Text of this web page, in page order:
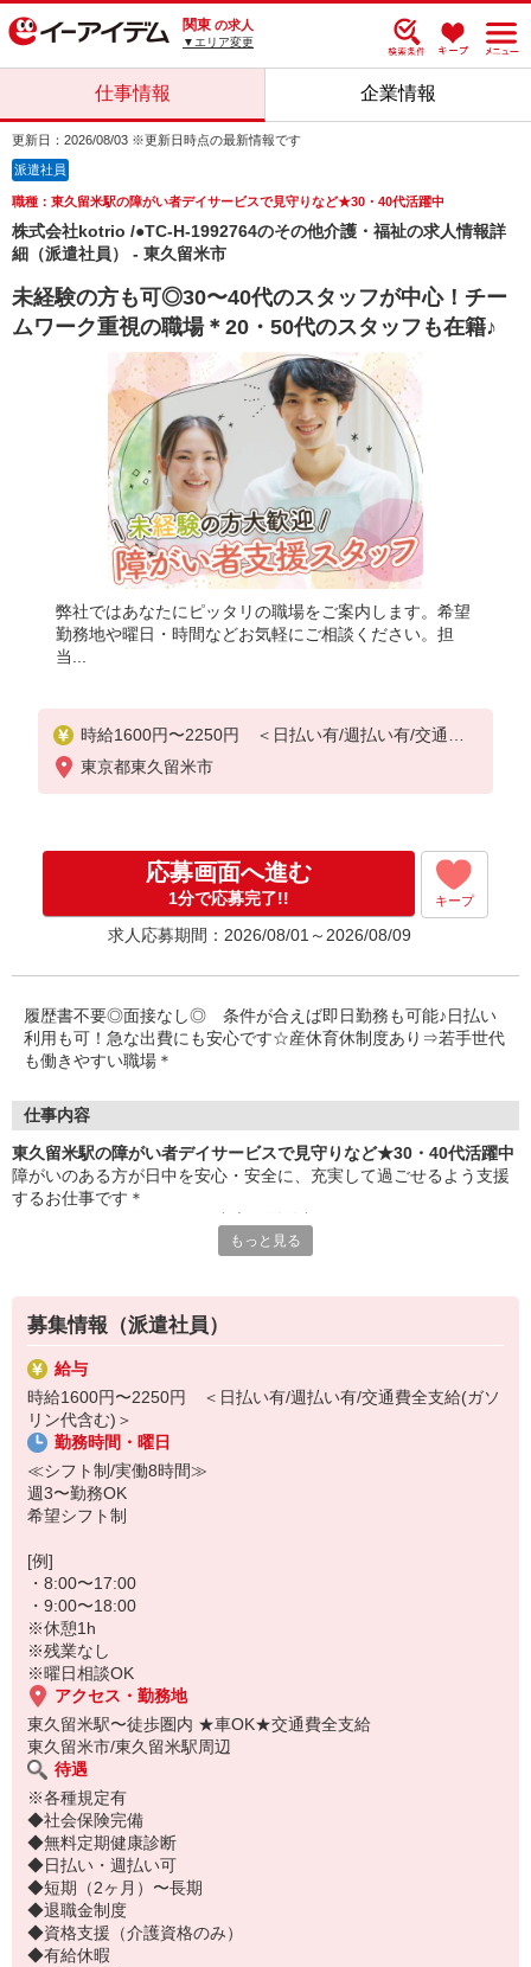
関東 の求人
▼エリア変更
仕事情報 企業情報
更新日：2026/08/03 ※更新日時点の最新情報です
派遣社員
職種：東久留米駅の障がい者デイサービスで見守りなど★30・40代活躍中
株式会社kotrio /●TC-H-1992764のその他介護・福祉の求人情報詳
細（派遣社員） - 東久留米市
未経験の方も可◎30〜40代のスタッフが中心！チー
ムワーク重視の職場＊20・50代のスタッフも在籍♪
弊社ではあなたにピッタリの職場をご案内します。希望
勤務地や曜日・時間などお気軽にご相談ください。担
当...
時給1600円〜2250円 ＜日払い有/週払い有/交通費
全支給(ガソリン代含む)＞
東京都東久留米市
応募画面へ進む
1分で応募完了!! キープ
求人応募期間：2026/08/01～2026/08/09
履歴書不要◎面接なし◎ 条件が合えば即日勤務も可能♪日払い
利用も可！急な出費にも安心です☆産休育休制度あり⇒若手世代
も働きやすい職場＊
仕事内容
東久留米駅の障がい者デイサービスで見守りなど★30・40代活躍中
障がいのある方が日中を安心・安全に、充実して過ごせるよう支援
するお仕事です＊
落ち着いた雰囲気で、協力し合いながら働いています。
・軽作業の見守り、サポート
・食事やお風呂などの介助
・レクリエーションの企画や実施
・利用者さんの送迎（できる方のみ）
など
難しいことは特にありません◎
まずは短期2ヶ月間のお試しもOK！
お仕事に慣れたら長期への切替も可能です（＾ ＾♪
もっと見る
募集情報（派遣社員）
給与
時給1600円〜2250円 ＜日払い有/週払い有/交通費全支給(ガソ
リン代含む)＞
勤務時間・曜日
≪シフト制/実働8時間≫
週3〜勤務OK
希望シフト制
[例]
・8:00〜17:00
・9:00〜18:00
※休憩1h
※残業なし
※曜日相談OK
アクセス・勤務地
東久留米駅〜徒歩圏内 ★車OK★交通費全支給
東久留米市/東久留米駅周辺
待遇
※各種規定有
◆社会保険完備
◆無料定期健康診断
◆日払い・週払い可
◆短期（2ヶ月）〜長期
◆退職金制度
◆資格支援（介護資格のみ）
◆有給休暇